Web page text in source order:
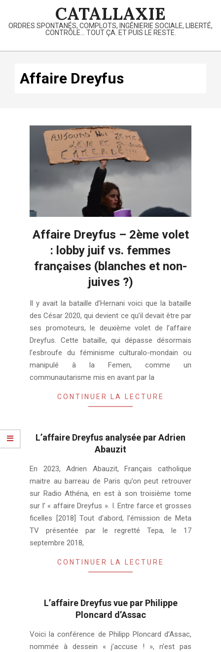
content
CATALLAXIE
ORDRES SPONTANÉS, COMPLOTS, INGÉNIERIE SOCIALE, LIBERTÉ,
CONTRÔLE… TOUT ÇA. ET PUIS LE RESTE.
Primary
Affaire Dreyfus
Affaire Dreyfus – 2ème volet
: lobby juif vs. femmes
françaises (blanches et non-
juives ?)
02-
06
Il y avait la bataille d’Hernani voici que la bataille
des César 2020, qui devient ce qu’il devait être par
ses promoteurs, le deuxième volet de l’affaire
Dreyfus. Cette bataille, qui dépasse désormais
l’esbroufe du féminisme culturalo-mondain ou
manipulé à la Femen, comme un
communautarisme mis en avant par la
CONTINUER LA LECTURE
L’affaire Dreyfus analysée par Adrien
Abauzit
02-
05
En 2023, Adrien Abauzit, Français catholique
maitre au barreau de Paris qu’on peut retrouver
sur Radio Athéna, en est à son troisième tome
sur l’ « affaire Dreyfus ». I. Entre farce et grosses
ficelles [2018] Tout d’abord, l’émission de Meta
TV présentée par le regretté Tepa, le 17
septembre 2018,
CONTINUER LA LECTURE
L’affaire Dreyfus vue par Philippe
Ploncard d’Assac
02-
Voici la conférence de Philipp Ploncard d’Assac,
nommée à dessein « j’accuse ! », n’est pas